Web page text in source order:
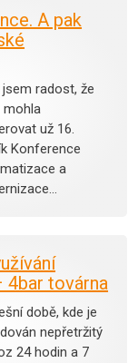
A pak
jsem radost, že
mohla
už 16.
Konference
a
4bar továrna
době, kde je
nepřetržitý
24 hodin a 7